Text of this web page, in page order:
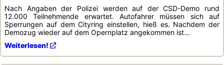
Nach Angaben der Polizei werden auf der CSD-Demo rund
12.000 Teilnehmende erwartet. Autofahrer müssen sich auf
Sperrungen auf dem Cityring einstellen, hieß es. Nachdem der
Demozug wieder auf dem Opernplatz angekommen ist…
Weiterlesen!